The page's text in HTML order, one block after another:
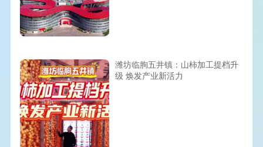
潍坊临朐五井镇：山柿加工提档升
级 焕发产业新活力